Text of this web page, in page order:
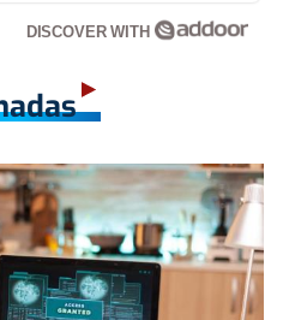
DISCOVER WITH